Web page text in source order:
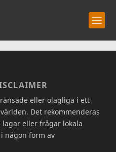
eller olagliga i ett
Det rekommenderas
eller frågar lokala
någon form av